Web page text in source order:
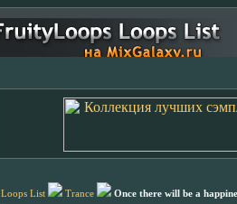
Loops List Trance Once there will be a